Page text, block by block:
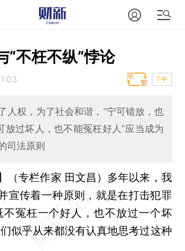
“不枉不纵”悖论
T中
人权，为了社会和谐，“宁可错放，也
放过坏人，也不能冤枉好人”应当成为
司法原则
（专栏作家 田文昌） 多年以来，我
宣传着一种原则，就是在打击犯罪
不冤枉一个好人，也不放过一个坏
似乎从来都没有认真地思考过这种